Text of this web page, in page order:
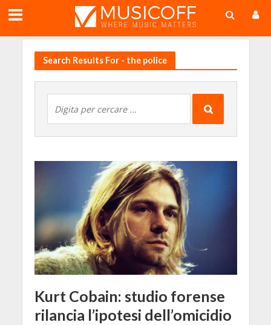
Search Results For - the police
Kurt Cobain: studio forense
rilancia l’ipotesi dell’omicidio